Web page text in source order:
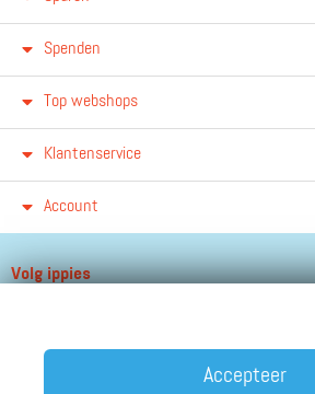
Spenden
Top webshops
Klantenservice
Account
Volg ippies
Accepteer